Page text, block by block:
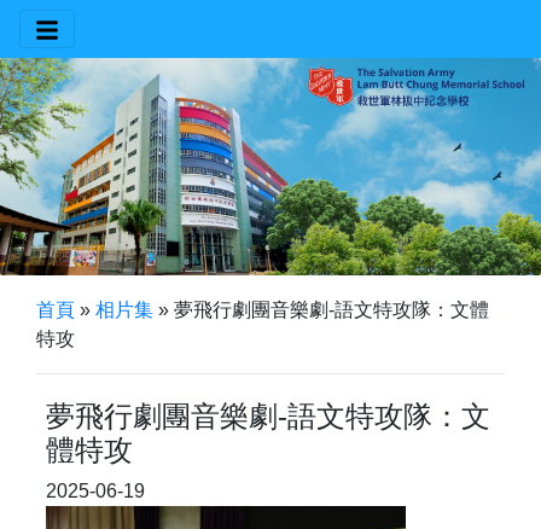
首頁 » 相片集 » 夢飛行劇團音樂劇-語文特攻隊：文體
特攻
夢飛行劇團音樂劇-語文特攻隊：文
體特攻
2025-06-19